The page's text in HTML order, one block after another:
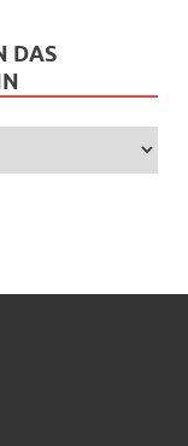
DAS